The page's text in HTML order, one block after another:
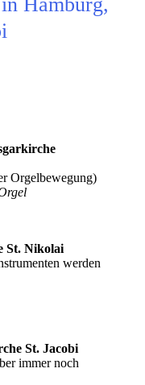
Orgelbewegung)
St. Nikolai
werden
St. Jacobi
immer noch